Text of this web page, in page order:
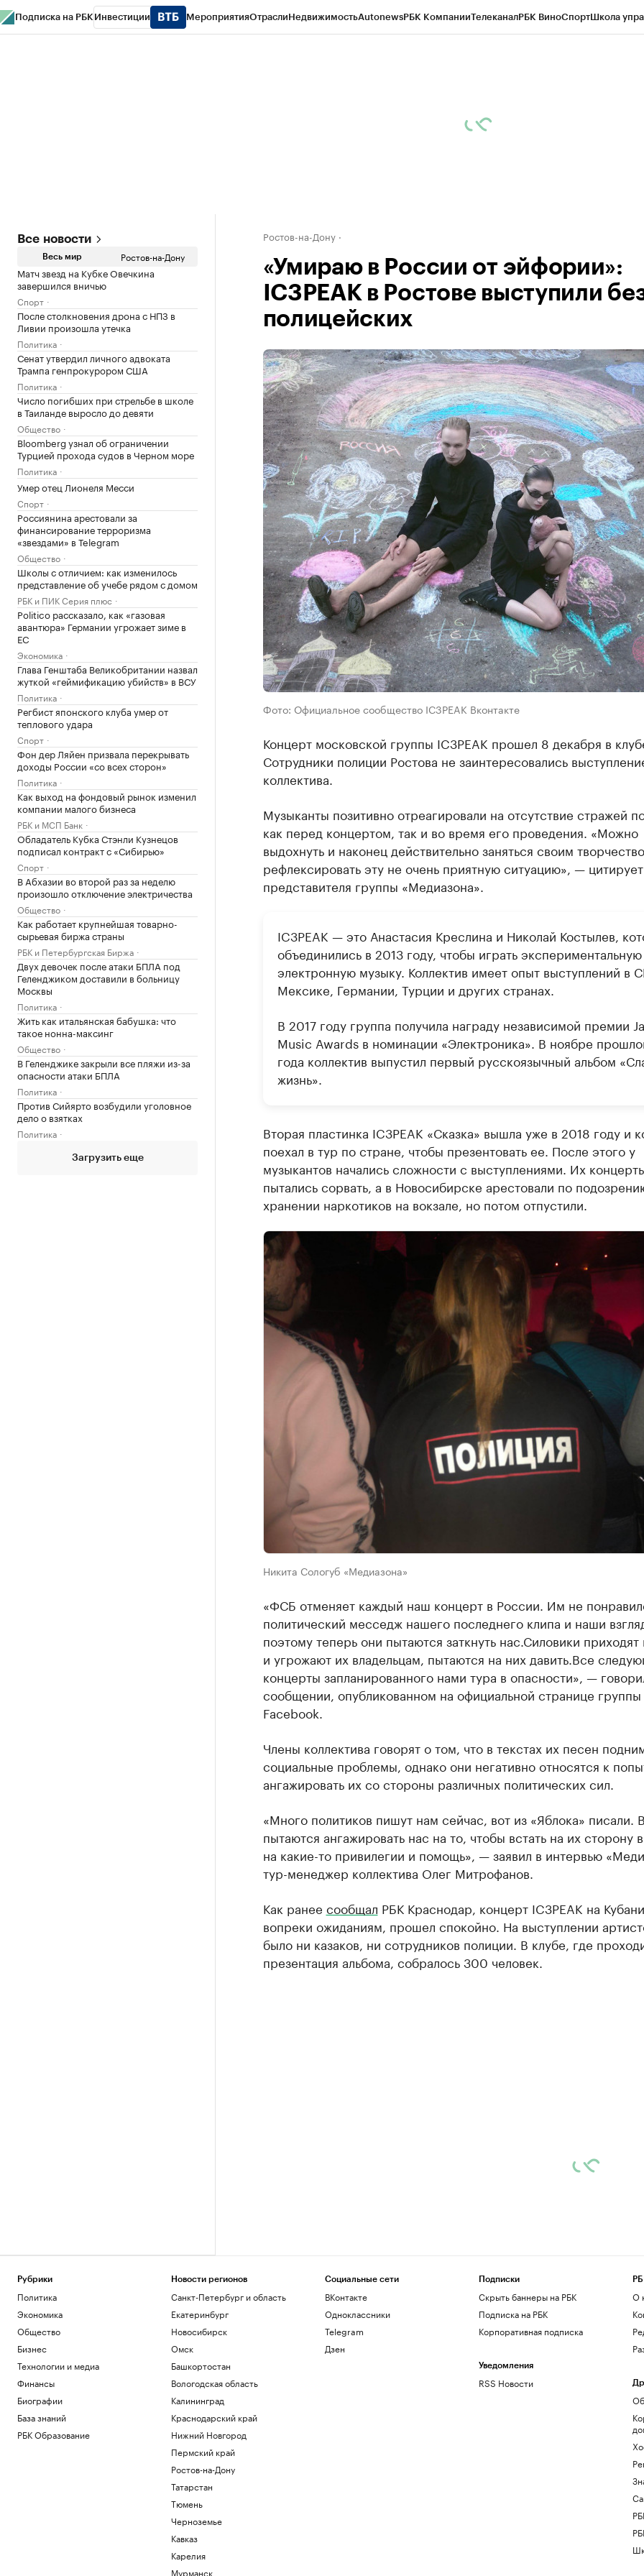
Подписка на РБК Инвестиции МероприятияОтраслиНедвижимостьAutonewsРБК КомпанииТелеканалРБК ВиноСпортШкола
Все новости
Весь мир Ростов-на-Дону
Матч звезд на Кубке Овечкина
завершился вничью
Спорт
После столкновения дрона с НПЗ в
Ливии произошла утечка
Политика
Сенат утвердил личного адвоката
Трампа генпрокурором США
Политика
Число погибших при стрельбе в школе
в Таиланде выросло до девяти
Общество
Bloomberg узнал об ограничении
Турцией прохода судов в Черном море
Политика
Умер отец Лионеля Месси
Спорт
Россиянина арестовали за
финансирование терроризма
«звездами» в Telegram
Общество
Школы с отличием: как изменилось
представление об учебе рядом с домом
РБК и ПИК Серия плюс
Politico рассказало, как «газовая
авантюра» Германии угрожает зиме в
ЕС
Экономика
Глава Генштаба Великобритании назвал
жуткой «геймификацию убийств» в ВСУ
Политика
Регбист японского клуба умер от
теплового удара
Спорт
Фон дер Ляйен призвала перекрывать
доходы России «со всех сторон»
Политика
Как выход на фондовый рынок изменил
компании малого бизнеса
РБК и МСП Банк
Обладатель Кубка Стэнли Кузнецов
подписал контракт с «Сибирью»
Спорт
В Абхазии во второй раз за неделю
произошло отключение электричества
Общество
Как работает крупнейшая товарно-
сырьевая биржа страны
РБК и Петербургская Биржа
Двух девочек после атаки БПЛА под
Геленджиком доставили в больницу
Москвы
Политика
Жить как итальянская бабушка: что
такое нонна-максинг
Общество
В Геленджике закрыли все пляжи из-за
опасности атаки БПЛА
Политика
Против Сийярто возбудили уголовное
дело о взятках
Политика
Загрузить еще
Ростов-на-Дону
«Умираю в России от эйфории»:
IC3PEAK в Ростове выступили
полицейских
Фото: Официальное сообщество IC3PEAK Вконтакте
Концерт московской группы IC3PEAK прошел 8 декабря в
Сотрудники полиции Ростова не заинтересовались
коллектива.
Музыканты позитивно отреагировали на отсутствие стражей
как перед концертом, так и во время его проведения. «Можно
выдохнуть и наконец действительно заняться своим
рефлексировать эту не очень приятную ситуацию», — цитирует
представителя группы «Медиазона».
IC3PEAK — это Анастасия Креслина и Николай Костылев,
объединились в 2013 году, чтобы играть экспериментальную
электронную музыку. Коллектив имеет опыт выступлений в
Мексике, Германии, Турции и других странах.
В 2017 году группа получила награду независимой премии
Music Awards в номинации «Электроника». В ноябре
года коллектив выпустил первый русскоязычный альбом
жизнь».
Вторая пластинка IC3PEAK «Сказка» вышла уже в 2018 году и
поехал в тур по стране, чтобы презентовать ее. После этого у
музыкантов начались сложности с выступлениями. Их
пытались сорвать, а в Новосибирске арестовали по
хранении наркотиков на вокзале, но потом отпустили.
Никита Сологуб «Медиазона»
«ФСБ отменяет каждый наш концерт в России. Им не
политический месседж нашего последнего клипа и наши
поэтому теперь они пытаются заткнуть нас.Силовики приходят
и угрожают их владельцам, пытаются на них давить.Все
концерты запланированного нами тура в опасности», —
сообщении, опубликованном на официальной странице группы
Facebook.
Члены коллектива говорят о том, что в текстах их песен
социальные проблемы, однако они негативно относятся к
ангажировать их со стороны различных политических сил.
«Много политиков пишут нам сейчас, вот из «Яблока» писали.
пытаются ангажировать нас на то, чтобы встать на их сторону
на какие-то привилегии и помощь», — заявил в интервью
тур-менеджер коллектива Олег Митрофанов.
Как ранее сообщал РБК Краснодар, концерт IC3PEAK на
вопреки ожиданиям, прошел спокойно. На выступлении
было ни казаков, ни сотрудников полиции. В клубе, где
презентация альбома, собралось 300 человек.
Рубрики
Политика
Экономика
Общество
Бизнес
Технологии и медиа
Финансы
Биографии
База знаний
РБК Образование
Новости регионов
Санкт-Петербург и область
Екатеринбург
Новосибирск
Омск
Башкортостан
Вологодская область
Калининград
Краснодарский край
Нижний Новгород
Пермский край
Ростов-на-Дону
Татарстан
Тюмень
Черноземье
Кавказ
Карелия
Мурманск
Социальные сети
ВКонтакте
Одноклассники
Telegram
Дзен
Подписки
Скрыть баннеры на РБК
Подписка на РБК
Корпоративная подписка
Уведомления
RSS Новости
О